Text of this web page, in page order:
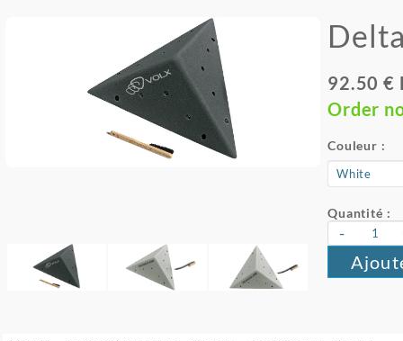
92.50 €
Order
Couleur :
Quantité :
-